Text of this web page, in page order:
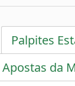
Palpites
da